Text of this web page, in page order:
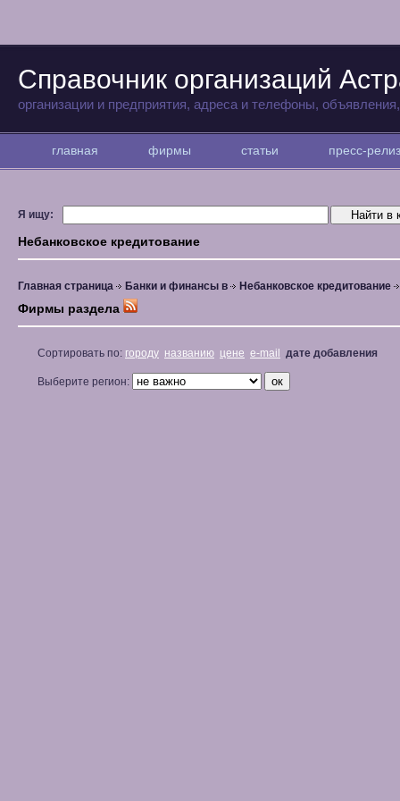
Справочник организаций
организации и предприятия, адреса и телефоны,
главная фирмы статьи пресс-
Я ищу:
Небанковское кредитование
Главная страница Банки и финансы в Небанковское кредитование
Фирмы раздела
Сортировать по: городу названию цене e-mail дате добавления
Выберите регион: